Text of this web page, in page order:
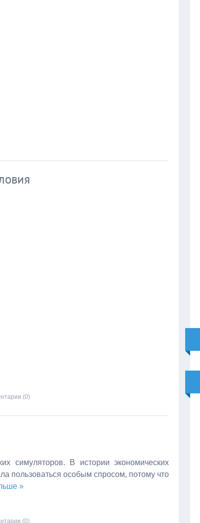
(0)
симуляторов. В истории экономических
пользоваться особым спросом, потому что
»
(0)